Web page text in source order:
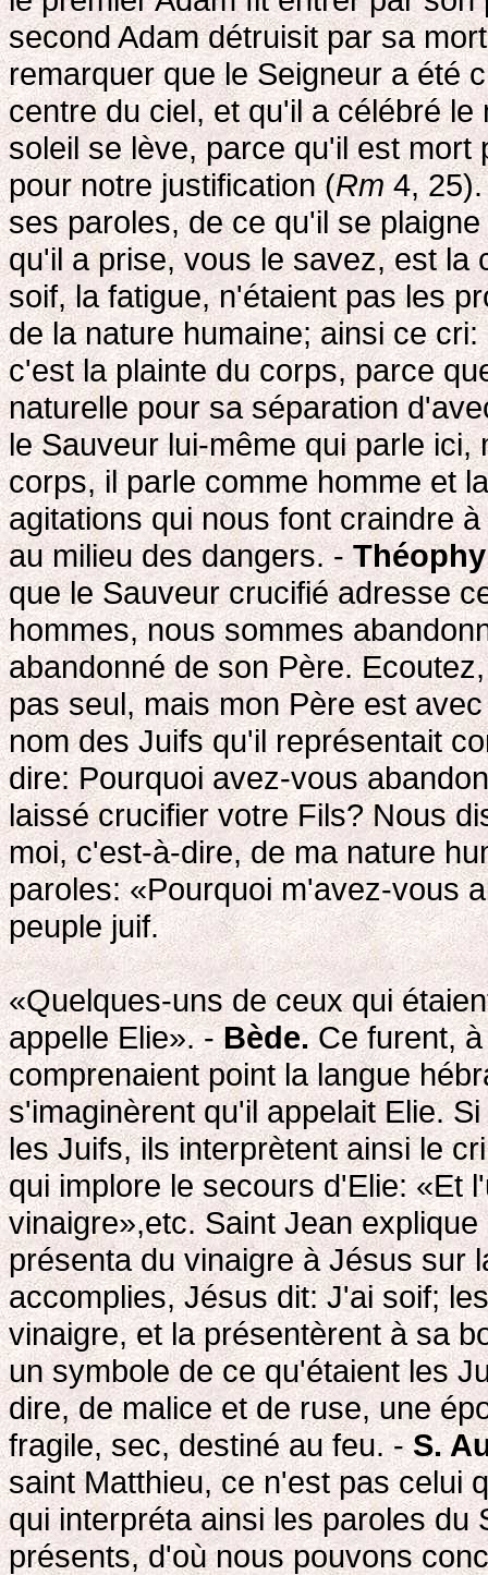
second Adam détruisit par sa
remarquer que le Seigneur a été
centre du ciel, et qu'il a célébré
soleil se lève, parce qu'il est
pour notre justification (Rm 4,
ses paroles, de ce qu'il se
qu'il a prise, vous le savez, est la
soif, la fatigue, n'étaient pas les
de la nature humaine; ainsi ce
c'est la plainte du corps, parce
naturelle pour sa séparation
le Sauveur lui-même qui parle
corps, il parle comme homme et
agitations qui nous font craindre
au milieu des dangers. -
que le Sauveur crucifié adresse
hommes, nous sommes
abandonné de son Père.
pas seul, mais mon Père est
nom des Juifs qu'il représentait
dire: Pourquoi avez-vous
laissé crucifier votre Fils? Nous
moi, c'est-à-dire, de ma nature
paroles: «Pourquoi m'avez-vous
peuple juif.
«Quelques-uns de ceux qui
appelle Elie». -Bède.Ce furent, à
comprenaient point la langue
s'imaginèrent qu'il appelait Elie.
les Juifs, ils interprètent ainsi le
qui implore le secours d'Elie: «Et
vinaigre»,etc. Saint Jean
présenta du vinaigre à Jésus sur
accomplies, Jésus dit: J'ai soif;
vinaigre, et la présentèrent à sa
un symbole de ce qu'étaient les
dire, de malice et de ruse, une
fragile, sec, destiné au feu. -S.
saint Matthieu, ce n'est pas celui
qui interpréta ainsi les paroles du
présents, d'où nous pouvons